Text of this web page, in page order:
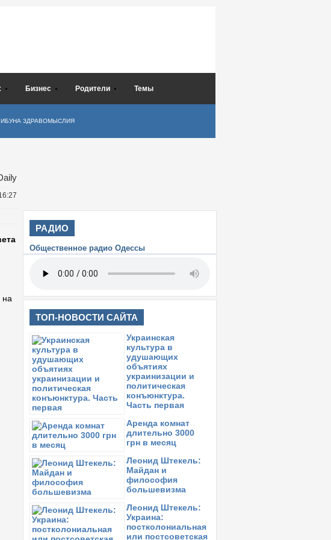
Бизнес Родители Темы
ЗДРАВОМЫСЛИЯ
на
РАДИО
Общественное радио Одессы
ТОП-НОВОСТИ САЙТА
Украинская
культура в
удушающих
объятиях
украинизации и
политическая
конъюнктура.
Часть первая
Аренда комнат
длительно 3000
грн в месяц
Леонид Штекель:
Майдан и
философия
большевизма
Леонид Штекель:
Украина:
постколониальная
или постсоветская